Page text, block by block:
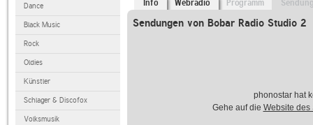
Dance
Black Music
Rock
Oldies
Künstler
Schlager & Discofox
Volksmusik
Info Webradio Programm
Sendungen von Bobar Radio Studio 2
phonostar hat
Gehe auf die Website des